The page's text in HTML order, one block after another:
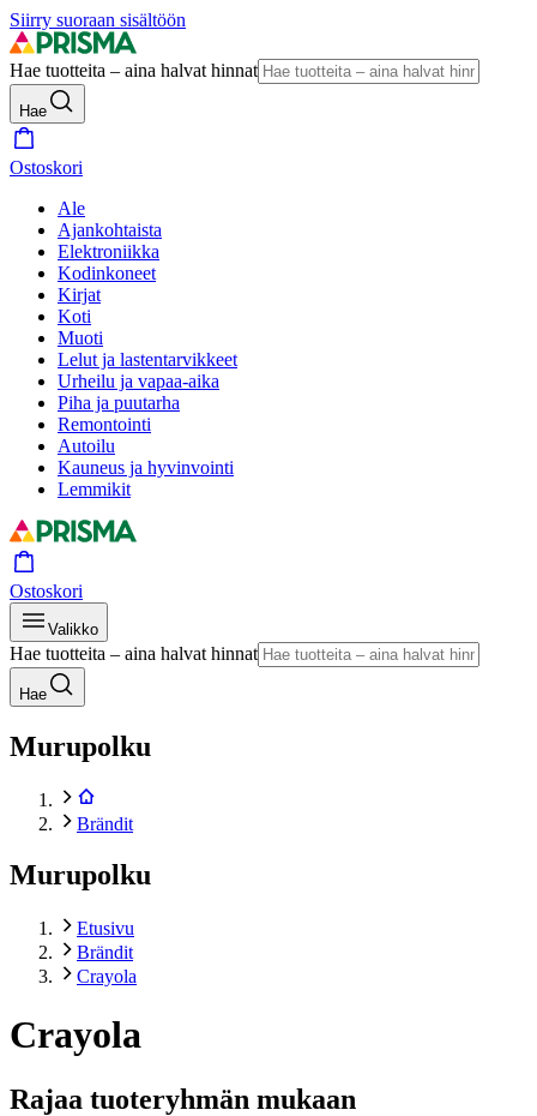
Siirry suoraan sisältöön
Hae tuotteita – aina halvat hinnat
Hae
Ostoskori
Ale
Ajankohtaista
Elektroniikka
Kodinkoneet
Kirjat
Koti
Muoti
Lelut ja lastentarvikkeet
Urheilu ja vapaa-aika
Piha ja puutarha
Remontointi
Autoilu
Kauneus ja hyvinvointi
Lemmikit
Ostoskori
Valikko
Hae tuotteita – aina halvat hinnat
Hae
Murupolku
Brändit
Murupolku
Etusivu
Brändit
Crayola
Crayola
Rajaa tuoteryhmän mukaan